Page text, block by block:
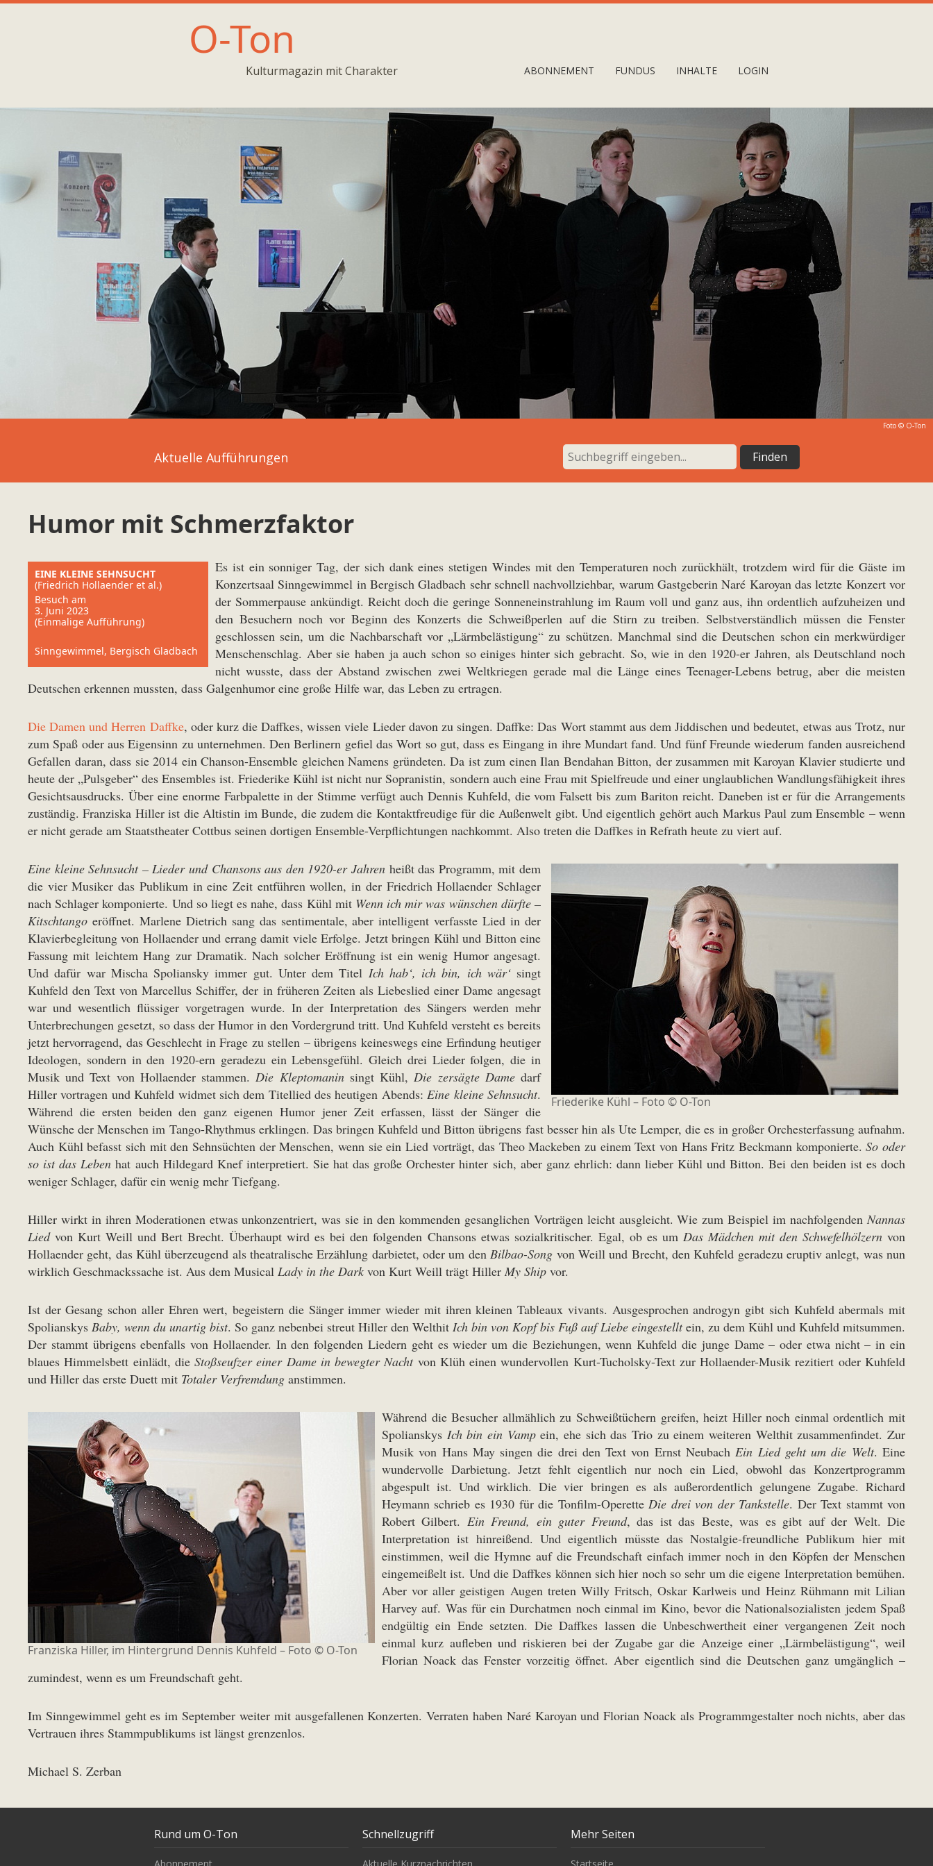
O-Ton
Kulturmagazin mit Charakter ABONNEMENT FUNDUS INHALTE LOGIN
Foto © O-Ton
Aktuelle Aufführungen
Humor mit Schmerzfaktor
EINE KLEINE SEHNSUCHT
(Friedrich Hollaender et al.)
Besuch am
3. Juni 2023
(Einmalige Aufführung)
Sinngewimmel, Bergisch Gladbach
Es ist ein sonniger Tag, der sich dank eines stetigen Windes mit den Temperaturen noch zurückhält, trotzdem wird für die Gäste im
Konzertsaal Sinngewimmel in Bergisch Gladbach sehr schnell nachvollziehbar, warum Gastgeberin Naré Karoyan das letzte Konzert vor
der Sommerpause ankündigt. Reicht doch die geringe Sonneneinstrahlung im Raum voll und ganz aus, ihn ordentlich aufzuheizen und
den Besuchern noch vor Beginn des Konzerts die Schweißperlen auf die Stirn zu treiben. Selbstverständlich müssen die Fenster
geschlossen sein, um die Nachbarschaft vor „Lärmbelästigung“ zu schützen. Manchmal sind die Deutschen schon ein merkwürdiger
Menschenschlag. Aber sie haben ja auch schon so einiges hinter sich gebracht. So, wie in den 1920-er Jahren, als Deutschland noch
nicht wusste, dass der Abstand zwischen zwei Weltkriegen gerade mal die Länge eines Teenager-Lebens betrug, aber die meisten
Deutschen erkennen mussten, dass Galgenhumor eine große Hilfe war, das Leben zu ertragen.
Die Damen und Herren Daffke, oder kurz die Daffkes, wissen viele Lieder davon zu singen. Daffke: Das Wort stammt aus dem Jiddischen und bedeutet, etwas aus Trotz, nur
zum Spaß oder aus Eigensinn zu unternehmen. Den Berlinern gefiel das Wort so gut, dass es Eingang in ihre Mundart fand. Und fünf Freunde wiederum fanden ausreichend
Gefallen daran, dass sie 2014 ein Chanson-Ensemble gleichen Namens gründeten. Da ist zum einen Ilan Bendahan Bitton, der zusammen mit Karoyan Klavier studierte und
heute der „Pulsgeber“ des Ensembles ist. Friederike Kühl ist nicht nur Sopranistin, sondern auch eine Frau mit Spielfreude und einer unglaublichen Wandlungsfähigkeit ihres
Gesichtsausdrucks. Über eine enorme Farbpalette in der Stimme verfügt auch Dennis Kuhfeld, die vom Falsett bis zum Bariton reicht. Daneben ist er für die Arrangements
zuständig. Franziska Hiller ist die Altistin im Bunde, die zudem die Kontaktfreudige für die Außenwelt gibt. Und eigentlich gehört auch Markus Paul zum Ensemble – wenn
er nicht gerade am Staatstheater Cottbus seinen dortigen Ensemble-Verpflichtungen nachkommt. Also treten die Daffkes in Refrath heute zu viert auf.
Friederike Kühl – Foto © O-Ton
Eine kleine Sehnsucht – Lieder und Chansons aus den 1920-er Jahren heißt das Programm, mit dem
die vier Musiker das Publikum in eine Zeit entführen wollen, in der Friedrich Hollaender Schlager
nach Schlager komponierte. Und so liegt es nahe, dass Kühl mit Wenn ich mir was wünschen dürfte –
Kitschtango eröffnet. Marlene Dietrich sang das sentimentale, aber intelligent verfasste Lied in der
Klavierbegleitung von Hollaender und errang damit viele Erfolge. Jetzt bringen Kühl und Bitton eine
Fassung mit leichtem Hang zur Dramatik. Nach solcher Eröffnung ist ein wenig Humor angesagt.
Und dafür war Mischa Spoliansky immer gut. Unter dem Titel Ich hab‘, ich bin, ich wär‘singt
Kuhfeld den Text von Marcellus Schiffer, der in früheren Zeiten als Liebeslied einer Dame angesagt
war und wesentlich flüssiger vorgetragen wurde. In der Interpretation des Sängers werden mehr
Unterbrechungen gesetzt, so dass der Humor in den Vordergrund tritt. Und Kuhfeld versteht es bereits
jetzt hervorragend, das Geschlecht in Frage zu stellen – übrigens keineswegs eine Erfindung heutiger
Ideologen, sondern in den 1920-ern geradezu ein Lebensgefühl. Gleich drei Lieder folgen, die in
Musik und Text von Hollaender stammen.Die Kleptomaninsingt Kühl,Die zersägte Damedarf
Hiller vortragen und Kuhfeld widmet sich dem Titellied des heutigen Abends:Eine kleine Sehnsucht.
Während die ersten beiden den ganz eigenen Humor jener Zeit erfassen, lässt der Sänger die
Wünsche der Menschen im Tango-Rhythmus erklingen. Das bringen Kuhfeld und Bitton übrigens fast besser hin als Ute Lemper, die es in großer Orchesterfassung aufnahm.
Auch Kühl befasst sich mit den Sehnsüchten der Menschen, wenn sie ein Lied vorträgt, das Theo Mackeben zu einem Text von Hans Fritz Beckmann komponierte.So oder
so ist das Leben hat auch Hildegard Knef interpretiert. Sie hat das große Orchester hinter sich, aber ganz ehrlich: dann lieber Kühl und Bitton. Bei den beiden ist es doch
weniger Schlager, dafür ein wenig mehr Tiefgang.
Hiller wirkt in ihren Moderationen etwas unkonzentriert, was sie in den kommenden gesanglichen Vorträgen leicht ausgleicht. Wie zum Beispiel im nachfolgenden Nannas
Liedvon Kurt Weill und Bert Brecht. Überhaupt wird es bei den folgenden Chansons etwas sozialkritischer. Egal, ob es um Das Mädchen mit den Schwefelhölzernvon
Hollaender geht, das Kühl überzeugend als theatralische Erzählung darbietet, oder um denBilbao-Song von Weill und Brecht, den Kuhfeld geradezu eruptiv anlegt, was nun
wirklich Geschmackssache ist. Aus dem Musical Lady in the Dark von Kurt Weill trägt Hiller My Ship vor.
Ist der Gesang schon aller Ehren wert, begeistern die Sänger immer wieder mit ihren kleinen Tableaux vivants. Ausgesprochen androgyn gibt sich Kuhfeld abermals mit
Spolianskys Baby, wenn du unartig bist. So ganz nebenbei streut Hiller den Welthit Ich bin von Kopf bis Fuß auf Liebe eingestelltein, zu dem Kühl und Kuhfeld mitsummen.
Der stammt übrigens ebenfalls von Hollaender. In den folgenden Liedern geht es wieder um die Beziehungen, wenn Kuhfeld die junge Dame – oder etwa nicht – in ein
blaues Himmelsbett einlädt, dieStoßseufzer einer Dame in bewegter Nachtvon Klüh einen wundervollen Kurt-Tucholsky-Text zur Hollaender-Musik rezitiert oder Kuhfeld
und Hiller das erste Duett mit Totaler Verfremdung anstimmen.
Franziska Hiller, im Hintergrund Dennis Kuhfeld – Foto © O-Ton
Während die Besucher allmählich zu Schweißtüchern greifen, heizt Hiller noch einmal ordentlich mit
Spolianskys Ich bin ein Vampein, ehe sich das Trio zu einem weiteren Welthit zusammenfindet. Zur
Musik von Hans May singen die drei den Text von Ernst NeubachEin Lied geht um die Welt. Eine
wundervolle Darbietung. Jetzt fehlt eigentlich nur noch ein Lied, obwohl das Konzertprogramm
abgespult ist. Und wirklich. Die vier bringen es als außerordentlich gelungene Zugabe. Richard
Heymann schrieb es 1930 für die Tonfilm-OperetteDie drei von der Tankstelle. Der Text stammt von
Robert Gilbert. Ein Freund, ein guter Freund, das ist das Beste, was es gibt auf der Welt. Die
Interpretation ist hinreißend. Und eigentlich müsste das Nostalgie-freundliche Publikum hier mit
einstimmen, weil die Hymne auf die Freundschaft einfach immer noch in den Köpfen der Menschen
eingemeißelt ist. Und die Daffkes können sich hier noch so sehr um die eigene Interpretation bemühen.
Aber vor aller geistigen Augen treten Willy Fritsch, Oskar Karlweis und Heinz Rühmann mit Lilian
Harvey auf. Was für ein Durchatmen noch einmal im Kino, bevor die Nationalsozialisten jedem Spaß
endgültig ein Ende setzten. Die Daffkes lassen die Unbeschwertheit einer vergangenen Zeit noch
einmal kurz aufleben und riskieren bei der Zugabe gar die Anzeige einer „Lärmbelästigung“, weil
Florian Noack das Fenster vorzeitig öffnet. Aber eigentlich sind die Deutschen ganz umgänglich –
zumindest, wenn es um Freundschaft geht.
Im Sinngewimmel geht es im September weiter mit ausgefallenen Konzerten. Verraten haben Naré Karoyan und Florian Noack als Programmgestalter noch nichts, aber das
Vertrauen ihres Stammpublikums ist längst grenzenlos.
Michael S. Zerban
Rund um O-Ton Schnellzugriff Mehr Seiten